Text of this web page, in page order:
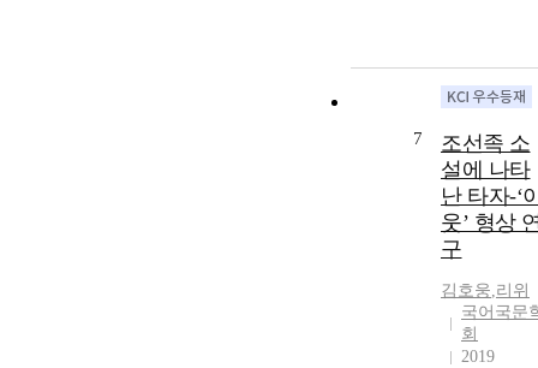
7
조선족 소
설에 나타
난 타자-‘
웃’ 형상
구
김호웅,리위
국어국문
회
2019